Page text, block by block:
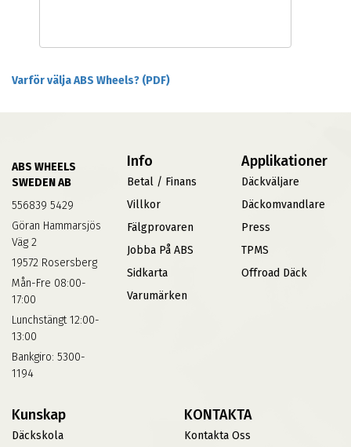
Varför välja ABS Wheels? (PDF)
ABS WHEELS
SWEDEN AB
556839 5429
Göran Hammarsjös
Väg 2
19572 Rosersberg
Mån-Fre 08:00-
17:00
Lunchstängt 12:00-
13:00
Bankgiro: 5300-
1194
Info
Betal / Finans
Villkor
Fälgprovaren
Jobba På ABS
Sidkarta
Varumärken
Applikationer
Däckväljare
Däckomvandlare
Press
TPMS
Offroad Däck
Kunskap
Däckskola
KONTAKTA
Kontakta Oss